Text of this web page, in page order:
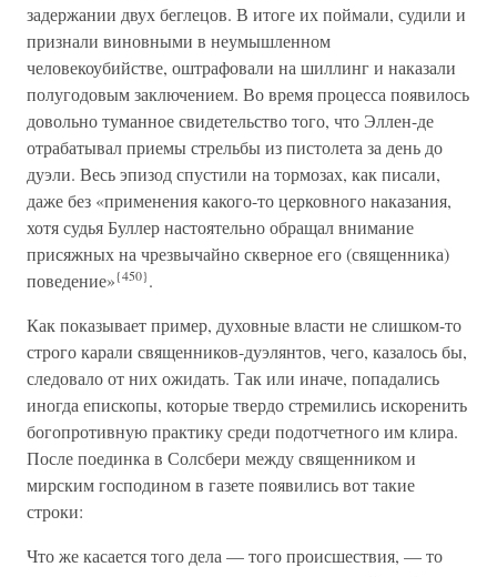
задержании двух беглецов. В итоге их поймали, судили и
признали виновными в неумышленном
человекоубийстве, оштрафовали на шиллинг и наказали
полугодовым заключением. Во время процесса появилось
довольно туманное свидетельство того, что Эллен-де
отрабатывал приемы стрельбы из пистолета за день до
дуэли. Весь эпизод спустили на тормозах, как писали,
даже без «применения какого-то церковного наказания,
хотя судья Буллер настоятельно обращал внимание
присяжных на чрезвычайно скверное его (священника)
поведение»{450}.
Как показывает пример, духовные власти не слишком-то
строго карали священников-дуэлянтов, чего, казалось бы,
следовало от них ожидать. Так или иначе, попадались
иногда епископы, которые твердо стремились искоренить
богопротивную практику среди подотчетного им клира.
После поединка в Солсбери между священником и
мирским господином в газете появились вот такие
строки:
Что же касается того дела — того происшествия, — то